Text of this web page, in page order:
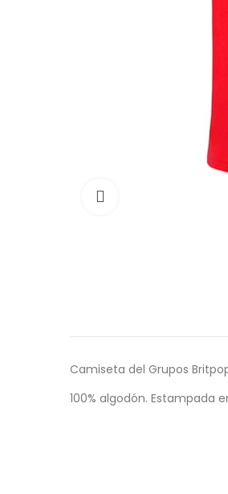
Camiseta del Grupos
100% algodón. Estampada